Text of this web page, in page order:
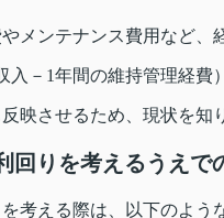
メンテナンス費用など、
入－1年間の維持管理経
映させるため、現状を知
回りを考えるうえで
考える際は、以下のよう